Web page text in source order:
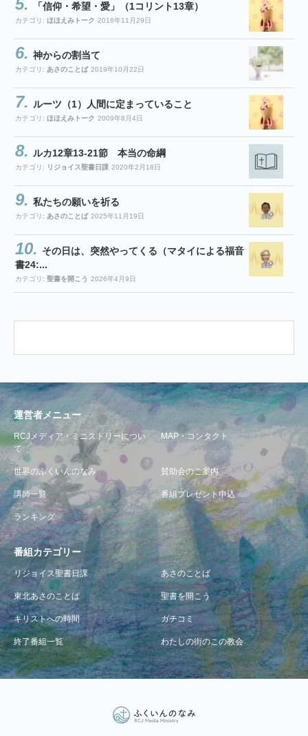
「信仰・希望・愛」（1コリント13章）
カテゴリ: ほほえみトーク 2016年11月29日
神からの割当て
カテゴリ: あさのことば 2019年10月22日
ルーツ（1）人間に定まっていること
カテゴリ: ほほえみトーク 2009年8月4日
ルカ12章13-21節 本当の命綱
カテゴリ: リジョイス聖書日課 2020年2月18日
私たちの願いを祈る
カテゴリ: あさのことば 2025年11月19日
その日は、突然やってくる（マタイによる福音
書24:...
カテゴリ: 聖書を開こう 2026年4月9日
運営者メニュー
RCJメディア・ミニストリーについ
て
MAP・コンタクト
世界のふくいんのなみ 賛助会のご案内
講師一覧 番組プレゼント申込
ランキング
番組カテゴリー
リジョイス聖書日課 あさのことば
東北あさのことば 聖書を開こう
キリストへの時間 ガチコミ
終了番組一覧 わたしの街のこの教会